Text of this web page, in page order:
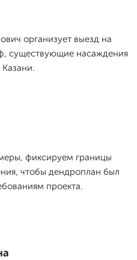
организует выезд на
существующие насаждения
фиксируем границы
чтобы дендроплан был
проекта.